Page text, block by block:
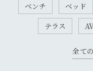
ベンチ
ベッド
テラス
全て